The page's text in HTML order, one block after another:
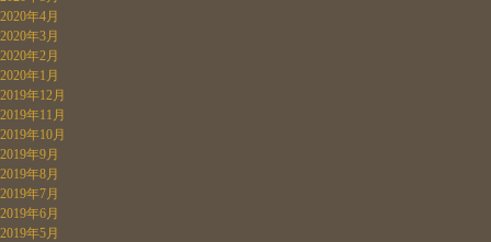
2020年4月
2020年3月
2020年2月
2020年1月
2019年12月
2019年11月
2019年10月
2019年9月
2019年8月
2019年7月
2019年6月
2019年5月